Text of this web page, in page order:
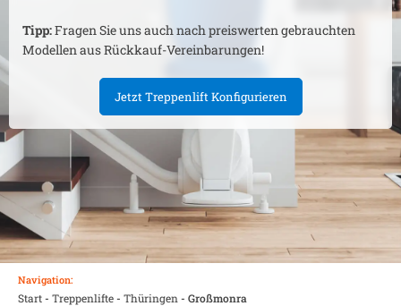
Tipp:Fragen Sie uns auch nach preiswerten gebrauchten
Modellen aus Rückkauf-Vereinbarungen!
Jetzt Treppenlift Konfigurieren
Navigation:
Start- Treppenlifte- Thüringen - Großmonra